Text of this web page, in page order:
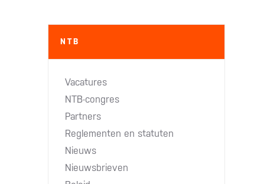
NTB
Vacatures
NTB-congres
Partners
Reglementen en statuten
Nieuws
Nieuwsbrieven